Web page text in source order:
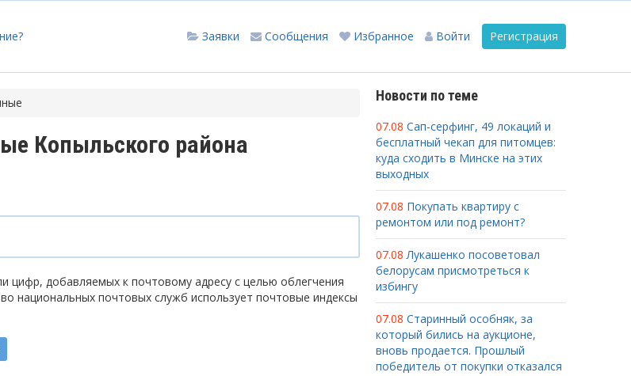
Регистрация
Войти
Избранное
Сообщения
Заявки
Копыльского района
цифр, добавляемых к почтовому адресу с целью облегчения
национальных почтовых служб использует почтовые индексы
Новости по теме
07.08 Сап-серфинг, 49 локаций и
бесплатный чекап для питомцев:
куда сходить в Минске на этих
выходных
07.08 Покупать квартиру с
ремонтом или под ремонт?
07.08 Лукашенко посоветовал
белорусам присмотреться к
избингу
07.08 Старинный особняк, за
который бились на аукционе,
вновь продается. Прошлый
победитель от покупки отказался